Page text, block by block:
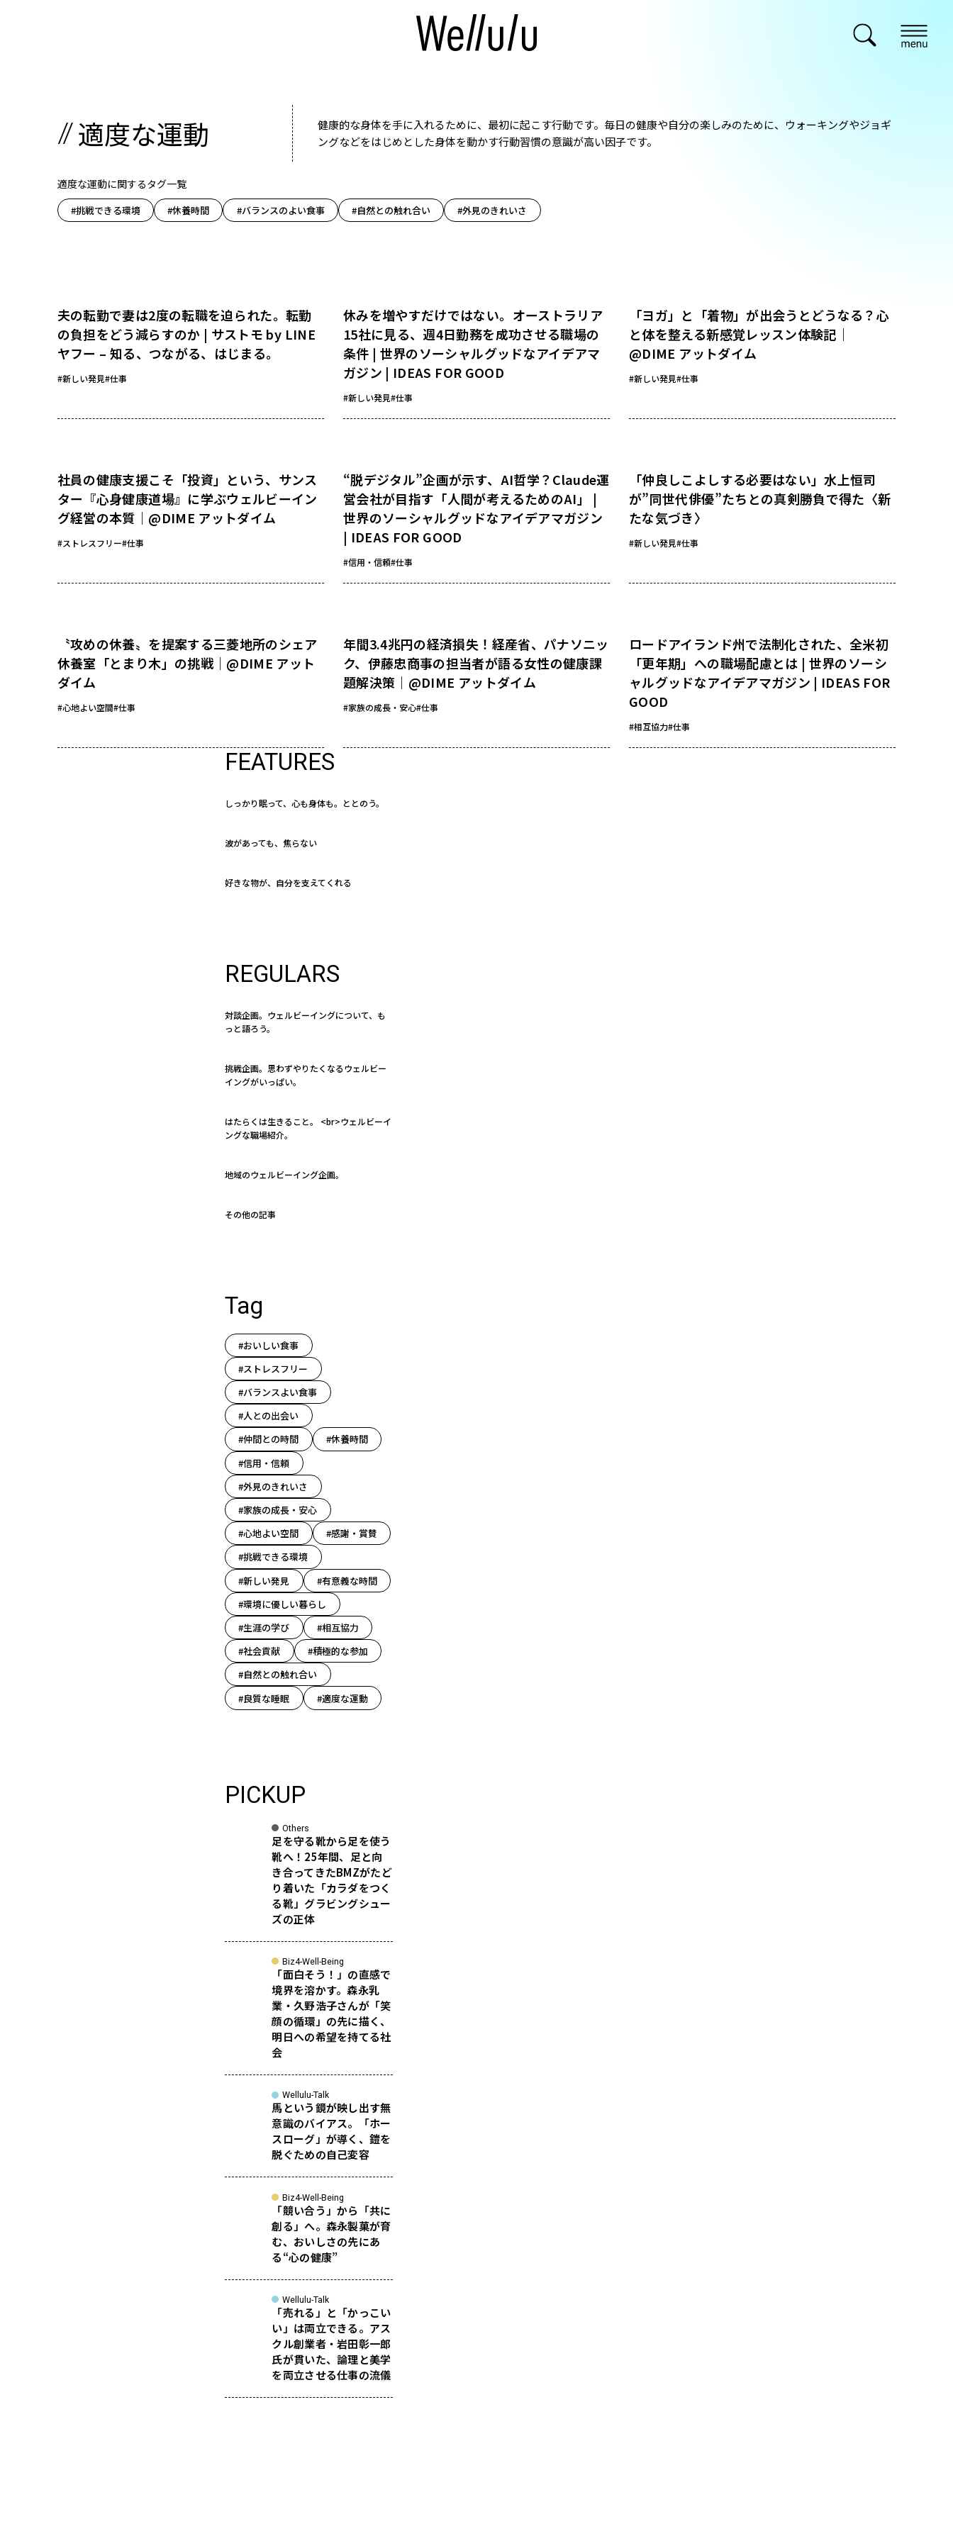
適度な運動
健康的な身体を手に入れるために、最初に起こす行動です。毎日の健康や自分の楽しみのために、ウォーキングやジョギ
ングなどをはじめとした身体を動かす行動習慣の意識が高い因子です。
適度な運動に関するタグ一覧
#挑戦できる環境 #休養時間 #バランスのよい食事 #自然との触れ合い #外見のきれいさ
夫の転勤で妻は2度の転職を迫られた。転勤
の負担をどう減らすのか | サストモ by LINE
ヤフー – 知る、つながる、はじまる。
#新しい発見#仕事
休みを増やすだけではない。オーストラリア
15社に見る、週4日勤務を成功させる職場の
条件 | 世界のソーシャルグッドなアイデアマ
ガジン | IDEAS FOR GOOD
#新しい発見#仕事
「ヨガ」と「着物」が出会うとどうなる？心
と体を整える新感覚レッスン体験記｜
@DIME アットダイム
#新しい発見#仕事
社員の健康支援こそ「投資」という、サンス
ター『心身健康道場』に学ぶウェルビーイン
グ経営の本質｜@DIME アットダイム
#ストレスフリー#仕事
“脱デジタル”企画が示す、AI哲学？Claude運
営会社が目指す「人間が考えるためのAI」 |
世界のソーシャルグッドなアイデアマガジン
| IDEAS FOR GOOD
#信用・信頼#仕事
「仲良しこよしする必要はない」水上恒司
が”同世代俳優”たちとの真剣勝負で得た〈新
たな気づき〉
#新しい発見#仕事
〝攻めの休養〟を提案する三菱地所のシェア
休養室「とまり木」の挑戦｜@DIME アット
ダイム
#心地よい空間#仕事
年間3.4兆円の経済損失！経産省、パナソニッ
ク、伊藤忠商事の担当者が語る女性の健康課
題解決策｜@DIME アットダイム
#家族の成長・安心#仕事
ロードアイランド州で法制化された、全米初
「更年期」への職場配慮とは | 世界のソーシ
ャルグッドなアイデアマガジン | IDEAS FOR
GOOD
#相互協力#仕事
FEATURES
しっかり眠って、心も身体も。ととのう。
波があっても、焦らない
好きな物が、自分を支えてくれる
REGULARS
対談企画。ウェルビーイングについて、も
っと語ろう。
挑戦企画。思わずやりたくなるウェルビー
イングがいっぱい。
はたらくは生きること。 <br>ウェルビーイ
ングな職場紹介。
地域のウェルビーイング企画。
その他の記事
Tag
#おいしい食事
#ストレスフリー
#バランスよい食事
#人との出会い
#仲間との時間
#休養時間
#信用・信頼
#外見のきれいさ
#家族の成長・安心
#心地よい空間
#感謝・賞賛
#挑戦できる環境
#新しい発見
#有意義な時間
#環境に優しい暮らし
#生涯の学び
#相互協力
#社会貢献
#積極的な参加
#自然との触れ合い
#良質な睡眠
#適度な運動
PICKUP
Others
足を守る靴から足を使う
靴へ！25年間、足と向
き合ってきたBMZがたど
り着いた「カラダをつく
る靴」グラビングシュー
ズの正体
Biz4-Well-Being
「面白そう！」の直感で
境界を溶かす。森永乳
業・久野浩子さんが「笑
顔の循環」の先に描く、
明日への希望を持てる社
会
Wellulu-Talk
馬という鏡が映し出す無
意識のバイアス。「ホー
スローグ」が導く、鎧を
脱ぐための自己変容
Biz4-Well-Being
「競い合う」から「共に
創る」へ。森永製菓が育
む、おいしさの先にあ
る“心の健康”
Wellulu-Talk
「売れる」と「かっこい
い」は両立できる。アス
クル創業者・岩田彰一郎
氏が貫いた、論理と美学
を両立させる仕事の流儀